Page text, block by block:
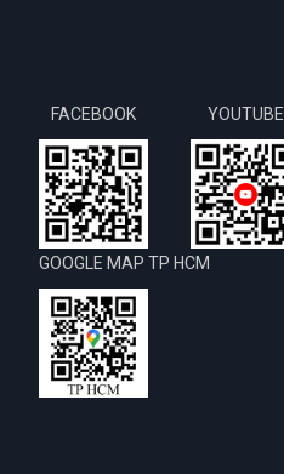
FACEBOOK YOUTUBE
GOOGLE MAP TP HCM